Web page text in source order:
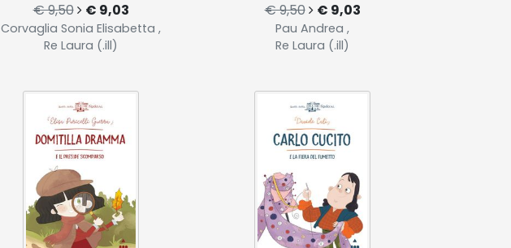
€ 9,50 € 9,03
Corvaglia Sonia Elisabetta ,
Re Laura (.ill)
€ 9,50 € 9,03
Pau Andrea ,
Re Laura (.ill)